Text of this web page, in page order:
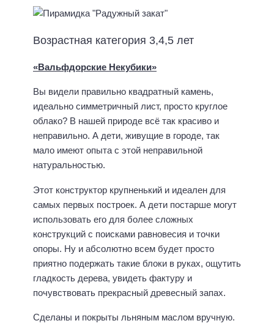
Возрастная категория 3,4,5 лет
«Вальфдорские Некубики»
Вы видели правильно квадратный камень,
идеально симметричный лист, просто круглое
облако? В нашей природе всё так красиво и
неправильно. А дети, живущие в городе, так
мало имеют опыта с этой неправильной
натуральностью.
Этот конструктор крупненький и идеален для
самых первых построек. А дети постарше могут
использовать его для более сложных
конструкций с поисками равновесия и точки
опоры. Ну и абсолютно всем будет просто
приятно подержать такие блоки в руках, ощутить
гладкость дерева, увидеть фактуру и
почувствовать прекрасный древесный запах.
Сделаны и покрыты льняным маслом вручную.